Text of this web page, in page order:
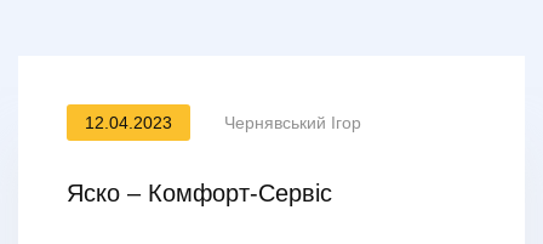
12.04.2023 Чернявський Ігор
Яско – Комфорт-Сервіс